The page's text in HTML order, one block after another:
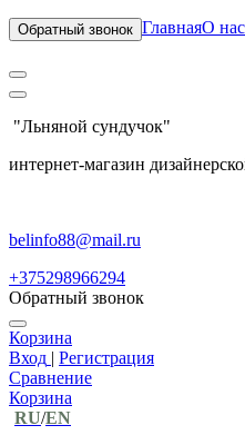
Обратный звонок ГлавнаяО нас
"Льняной сундучок"
интернет-магазин
belinfo88@mail.ru
+375298966294
Обратный звонок
Корзина
Вход | Регистрация
Сравнение
Корзина
RU/EN